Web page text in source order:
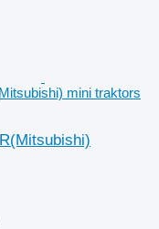
mini traktors